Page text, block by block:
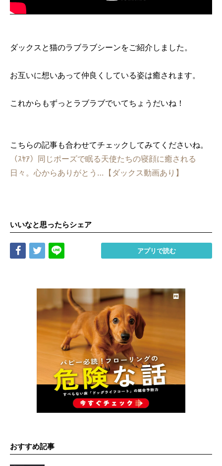
ダックスと猫のラブラブシーンをご紹介しました。
お互いに想いあって仲良くしている姿は癒されます。
これからもずっとラブラブでいてちょうだいね！
こちらの記事も合わせてチェックしてみてくださいね。
（ｽﾔｱ）同じポーズで眠る天使たちの寝顔に癒される
日々。心からありがとう…【ダックス動画あり】
いいなと思ったらシェア
Share Tweet アプリで読む
おすすめ記事